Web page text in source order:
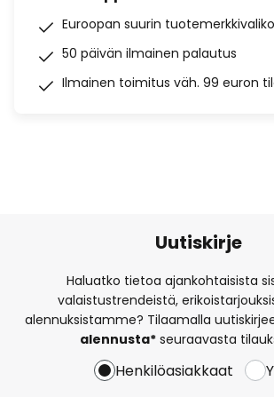
Euroopan suurin
50 päivän ilmainen palautus
Ilmainen toimitus väh. 99 euron
Uutiskirje
Haluatko tietoa ajankohtaisista
valaistustrendeistä,
alennuksistamme? Tilaamalla
alennusta*seuraavasta
Henkilöasiakkaat